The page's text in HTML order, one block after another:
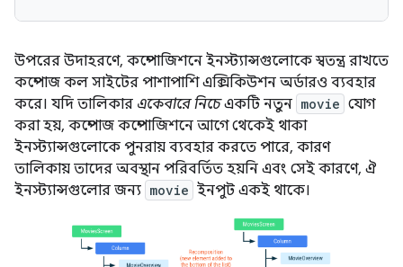
উপরের উদাহরণে, কম্পোজিশনে ইনস্ট্যান্সগুলোকে স্বতন্ত্র রাখতে
কম্পোজ কল সাইটের পাশাপাশি এক্সিকিউশন অর্ডারও ব্যবহার
করে। যদি তালিকার একেবারে নিচেএকটি নতুন movie যোগ
করা হয়, কম্পোজ কম্পোজিশনে আগে থেকেই থাকা
ইনস্ট্যান্সগুলোকে পুনরায় ব্যবহার করতে পারে, কারণ
তালিকায় তাদের অবস্থান পরিবর্তিত হয়নি এবং সেই কারণে, ঐ
ইনস্ট্যান্সগুলোর জন্য movie ইনপুট একই থাকে।